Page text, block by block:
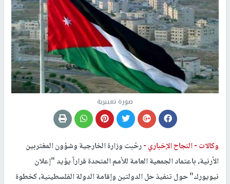
صورة تعبيرية
وكالات -النجاح الإخباري -رحّبت وزارة الخارجية وشؤون المغتربين
الأرنية، باعتماد الجمعية العامة للأمم المتحدة قراراً يؤيد "إعلان
نيويورك" حول تنفيذ حل الدولتين وإقامة الدولة الفلسطينية، كخطوة